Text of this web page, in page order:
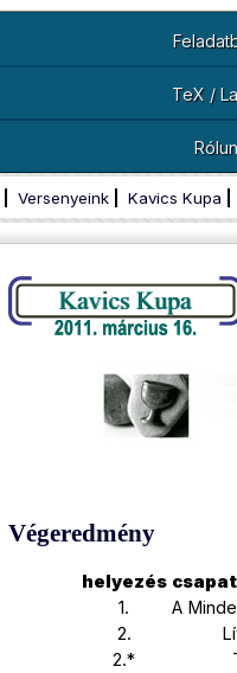
TeX /
Versenyeink Kavics Kupa
Végeredmény
helyezés
1.
A
2.
2.*